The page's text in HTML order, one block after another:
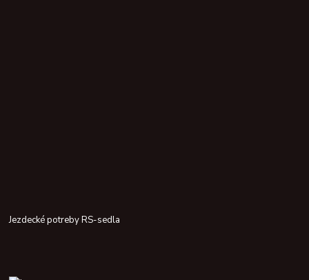
Jezdecké potreby RS-sedla